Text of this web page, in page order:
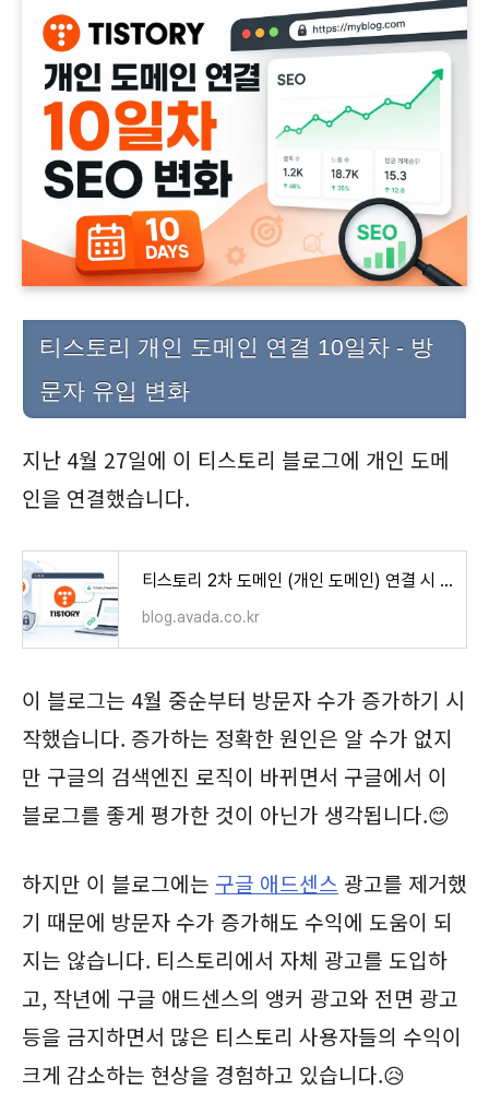
티스토리 개인 도메인 연결 10일차 - 방
문자 유입 변화
지난 4월 27일에 이 티스토리 블로그에 개인 도메
인을 연결했습니다.
티스토리 2차 도메인 (개인 도메인) 연결 시 주의 사항 및 연결 방법
blog.avada.co.kr
이 블로그는 4월 중순부터 방문자 수가 증가하기 시
작했습니다. 증가하는 정확한 원인은 알 수가 없지
만 구글의 검색엔진 로직이 바뀌면서 구글에서 이
블로그를 좋게 평가한 것이 아닌가 생각됩니다.😊
하지만 이 블로그에는 구글 애드센스 광고를 제거했
기 때문에 방문자 수가 증가해도 수익에 도움이 되
지는 않습니다. 티스토리에서 자체 광고를 도입하
고, 작년에 구글 애드센스의 앵커 광고와 전면 광고
등을 금지하면서 많은 티스토리 사용자들의 수익이
크게 감소하는 현상을 경험하고 있습니다.😥